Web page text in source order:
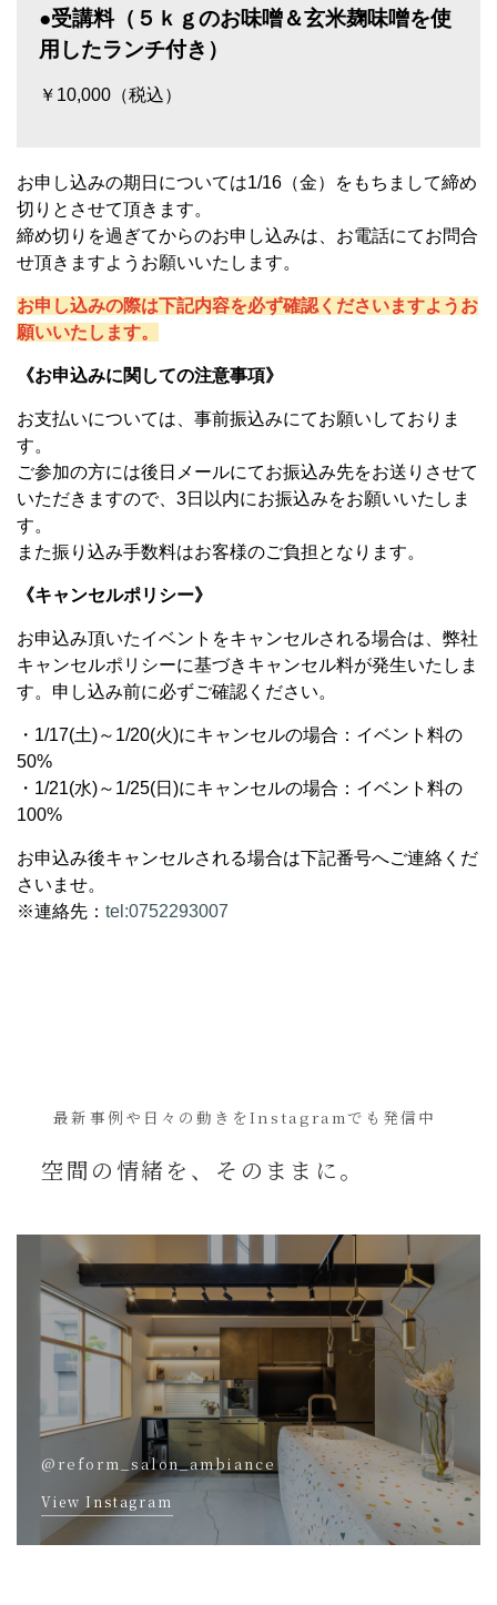
●受講料（５ｋｇのお味噌＆玄米麹味噌を使
用したランチ付き）
￥ 10,000 （税込）
お申し込みの期日については1/16（金）をもちまして締め
切りとさせて頂きます。
締め切りを過ぎてからのお申し込みは、お電話にてお問合
せ頂きますようお願いいたします。
お申し込みの際は下記内容を必ず確認くださいますようお
願いいたします。
《お申込みに関しての注意事項》
お支払いについては、事前振込みにてお願いしておりま
す。
ご参加の方には後日メールにてお振込み先をお送りさせて
いただきますので、3日以内にお振込みをお願いいたしま
す。
また振り込み手数料はお客様のご負担となります。
《キャンセルポリシー》
お申込み頂いたイベントをキャンセルされる場合は、弊社
キャンセルポリシーに基づきキャンセル料が発生いたしま
す。申し込み前に必ずご確認ください。
・1/17(土)～1/20(火)にキャンセルの場合：イベント料の
50%
・1/21(水)～1/25(日)にキャンセルの場合：イベント料の
100%
お申込み後キャンセルされる場合は下記番号へご連絡くだ
さいませ。
※連絡先： tel:0752293007
最新事例や日々の動きをInstagramでも発信中
空間の情緒を、 そのままに。
@reform_salon_ambiance
View Instagram